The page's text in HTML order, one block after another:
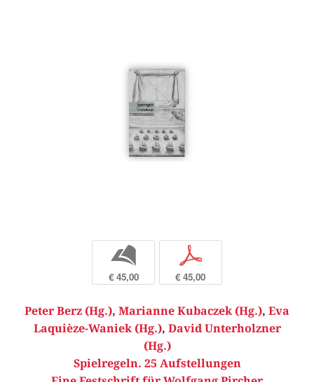
b
€ 45,00
p
€ 45,00
Peter Berz (Hg.), Marianne Kubaczek (Hg.), Eva
Laquièze-Waniek (Hg.), David Unterholzner
(Hg.)
Spielregeln. 25 Aufstellungen